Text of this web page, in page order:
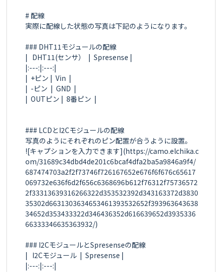
# 配線
実際に配線した状態の写真は下記のようになります。
### DHT11モジュールの配線
|   DHT11(センサ）  |  Spresense |
|:---:|:---:|
|  +ピン |  Vin  |
|  -ピン  |  GND  |
|  OUTピン |  8番ピン  |
### LCDとI2Cモジュールの配線
写真のようにそれぞれのピン配置が合うように設置。
![キャプションを入力できます](https://camo.elchika.c
om/31689c34dbd4de201c6bcaf4dfa2ba5a9846a9f4/
687474703a2f2f73746f726167652e676f6f676c65617
069732e636f6d2f656c6368696b612f76312f75736572
2f33313639316266322d353532392d343163372d3830
35302d6631303634653461393532652f393963643638
34652d353433322d346436352d616639652d3935336
66333346635363932/)
### I2CモジュールとSpresenseの配線
|   I2Cモジュール  |  Spresense |
|:---:|:---:|